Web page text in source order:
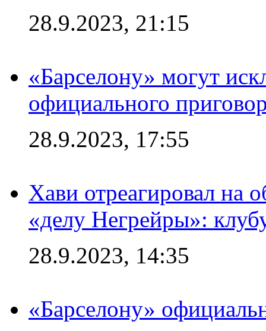
28.9.2023, 21:15
«Барселону» могут
официального
28.9.2023, 17:55
Хави отреагировал на
«делу Негрейры»:
28.9.2023, 14:35
«Барселону»